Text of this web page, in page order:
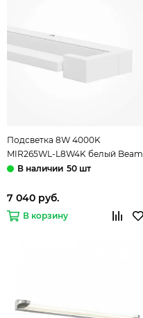
Подсветка 8W 4000K
MIR265WL-L8W4K белый Beam
Mirror Maytoni50 шт
7 040 руб.
В корзину